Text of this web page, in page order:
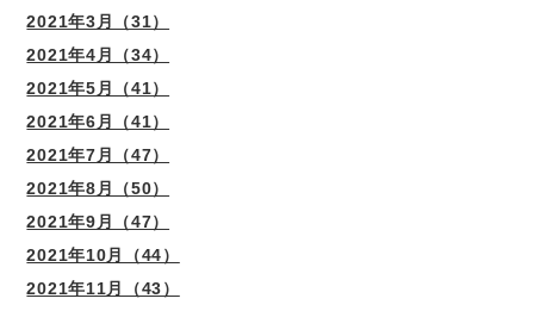
2021年3月（31）
2021年4月（34）
2021年5月（41）
2021年6月（41）
2021年7月（47）
2021年8月（50）
2021年9月（47）
2021年10月（44）
2021年11月（43）